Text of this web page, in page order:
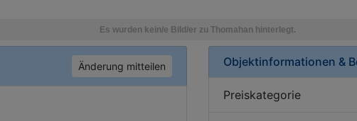
Änderung mitteilen Objektinformationen &
Preiskategorie